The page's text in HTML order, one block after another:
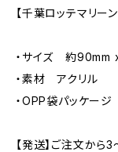
【千葉ロッテマリー
・サイズ 約90mm
・素材 アクリル
・OPP袋パッケージ
【発送】ご注文から